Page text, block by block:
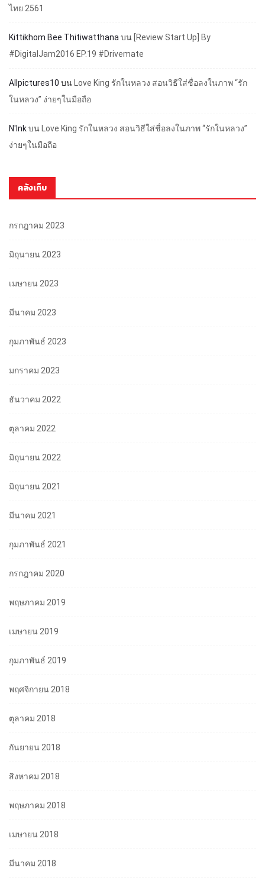
ไทย 2561
Kittikhom Bee Thitiwatthana บน [Review Start Up] By
#DigitalJam2016 EP.19 #Drivemate
Allpictures10 บน
Love King รักในหลวง สอนวิธีใส่ชื่อลงในภาพ “รัก
ในหลวง” ง่ายๆในมือถือ
N'Inkบน
Love King รักในหลวง สอนวิธีใส่ชื่อลงในภาพ “รักในหลวง”
ง่ายๆในมือถือ
คลังเก็บ
กรกฎาคม 2023
มิถุนายน 2023
เมษายน 2023
มีนาคม 2023
กุมภาพันธ์ 2023
มกราคม 2023
ธันวาคม 2022
ตุลาคม 2022
มิถุนายน 2022
มิถุนายน 2021
มีนาคม 2021
กุมภาพันธ์ 2021
กรกฎาคม 2020
พฤษภาคม 2019
เมษายน 2019
กุมภาพันธ์ 2019
พฤศจิกายน 2018
ตุลาคม 2018
กันยายน 2018
สิงหาคม 2018
พฤษภาคม 2018
เมษายน 2018
มีนาคม 2018